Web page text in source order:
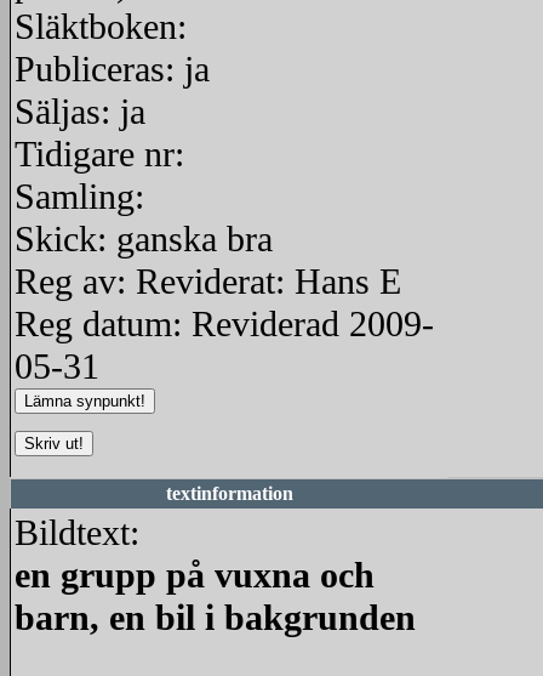
Släktboken:
Publiceras: ja
Säljas: ja
Tidigare nr:
Samling:
Skick: ganska bra
Reg av: Reviderat: Hans E
Reg datum: Reviderad 2009-
05-31
textinformation
Bildtext:
en grupp på vuxna och
barn, en bil i bakgrunden